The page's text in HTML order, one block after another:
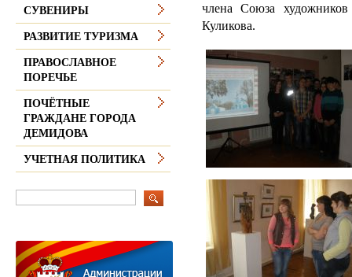
члена Союза
Куликова.
СУВЕНИРЫ
РАЗВИТИЕ ТУРИЗМА
ПРАВОСЛАВНОЕ
ПОРЕЧЬЕ
ПОЧЁТНЫЕ
ГРАЖДАНЕ ГОРОДА
ДЕМИДОВА
УЧЕТНАЯ ПОЛИТИКА